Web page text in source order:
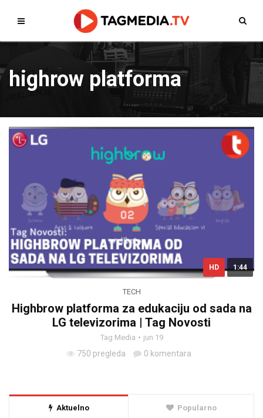
highrow platforma
HD 1:44
TECH
Highbrow platforma za edukaciju od sada na
LG televizorima | Tag Novosti
Tag Media jun 19
750 pregleda 0 komentara
Aktuelno Popularno